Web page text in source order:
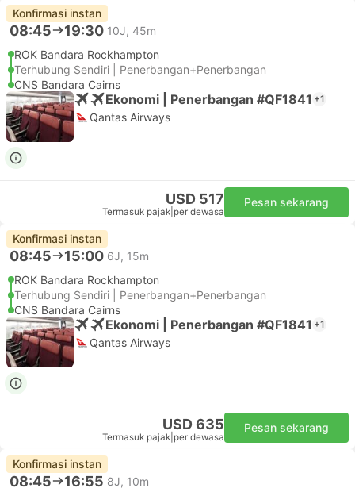
Konfirmasi instan
08:45 19:30 10J, 45m
ROK Bandara Rockhampton
Terhubung Sendiri | Penerbangan+Penerbangan
CNS Bandara Cairns
Ekonomi | Penerbangan #QF1841 +1
Qantas Airways
USD 517
Termasuk pajak per dewasa
Pesan sekarang
Konfirmasi instan
08:45 15:00 6J, 15m
ROK Bandara Rockhampton
Terhubung Sendiri | Penerbangan+Penerbangan
CNS Bandara Cairns
Ekonomi | Penerbangan #QF1841 +1
Qantas Airways
USD 635
Termasuk pajak per dewasa
Pesan sekarang
Konfirmasi instan
08:45 16:55 8J, 10m